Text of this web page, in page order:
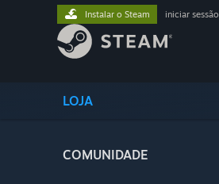
LOJA
COMUNIDADE
Instalar o Steam iniciar sessão